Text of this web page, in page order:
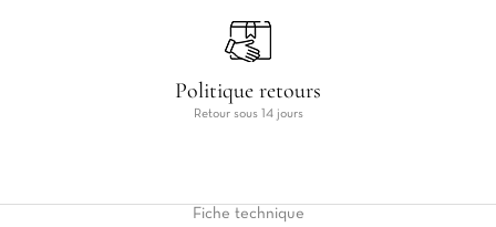
Politique retours
Retour sous 14 jours
Fiche technique